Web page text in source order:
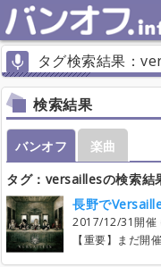
タグ検索結果：
検索結果
バンオフ
楽曲
タグ：versaillesの検索結
長野で
2017/12/31開催
【重要】まだ開催は未定です。 長野でVersaillesセッションができるのか？と思い、